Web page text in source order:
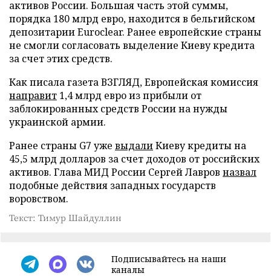
активов России. Большая часть этой суммы,
порядка 180 млрд евро, находится в бельгийском
депозитарии Euroclear. Ранее европейские страны
не смогли согласовать выделение Киеву кредита
за счет этих средств.
Как писала газета ВЗГЛЯД, Европейская комиссия
направит 1,4 млрд евро из прибыли от
заблокированных средств России на нужды
украинской армии.
Ранее страны G7 уже выдалиКиеву кредиты на
45,5 млрд долларов за счет доходов от российских
активов. Глава МИД России Сергей Лавров назвал
подобные действия западных государств
воровством.
Текст: Тимур Шайдуллин
Подписывайтесь на наши
каналы